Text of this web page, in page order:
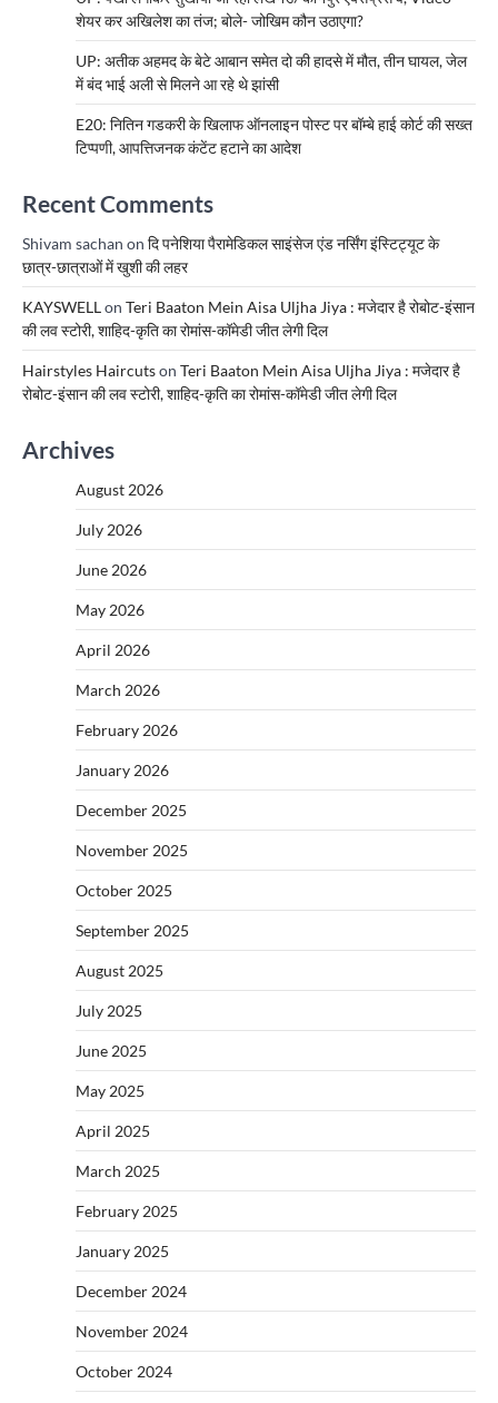
शेयर कर अखिलेश का तंज; बोले- जोखिम कौन उठाएगा?
UP: अतीक अहमद के बेटे आबान समेत दो की हादसे में मौत, तीन घायल, जेल
में बंद भाई अली से मिलने आ रहे थे झांसी
E20: नितिन गडकरी के खिलाफ ऑनलाइन पोस्ट पर बॉम्बे हाई कोर्ट की सख्त
टिप्पणी, आपत्तिजनक कंटेंट हटाने का आदेश
Recent Comments
Shivam sachan on दि पनेशिया पैरामेडिकल साइंसेज एंड नर्सिंग इंस्टिट्यूट के
छात्र-छात्राओं में खुशी की लहर
KAYSWELLon Teri Baaton Mein Aisa Uljha Jiya : मजेदार है रोबोट-इंसान
की लव स्टोरी, शाहिद-कृति का रोमांस-कॉमेडी जीत लेगी दिल
Hairstyles Haircutson Teri Baaton Mein Aisa Uljha Jiya : मजेदार है
रोबोट-इंसान की लव स्टोरी, शाहिद-कृति का रोमांस-कॉमेडी जीत लेगी दिल
Archives
August 2026
July 2026
June 2026
May 2026
April 2026
March 2026
February 2026
January 2026
December 2025
November 2025
October 2025
September 2025
August 2025
July 2025
June 2025
May 2025
April 2025
March 2025
February 2025
January 2025
December 2024
November 2024
October 2024